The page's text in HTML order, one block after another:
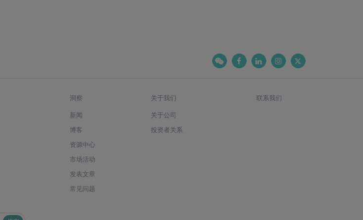
洞察
新闻
博客
资源中心
市场活动
发表文章
常见问题
关于我们
关于公司
投资者关系
联系我们